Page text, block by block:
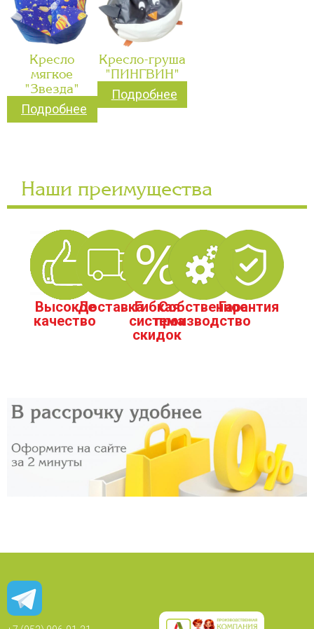
Кресло
мягкое
"Звезда"
Подробнее
Кресло-груша
"ПИНГВИН"
Подробнее
Наши преимущества
Высокое
качество
ДоставкаГибкая
система
скидок
Собственное
производство
Гарантия